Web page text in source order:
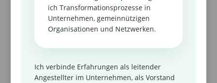
ich Transformationsprozesse in
Unternehmen, gemeinnützigen
Organisationen und Netzwerken.
Ich verbinde Erfahrungen als leitender
Angestellter im Unternehmen, als Vorstand